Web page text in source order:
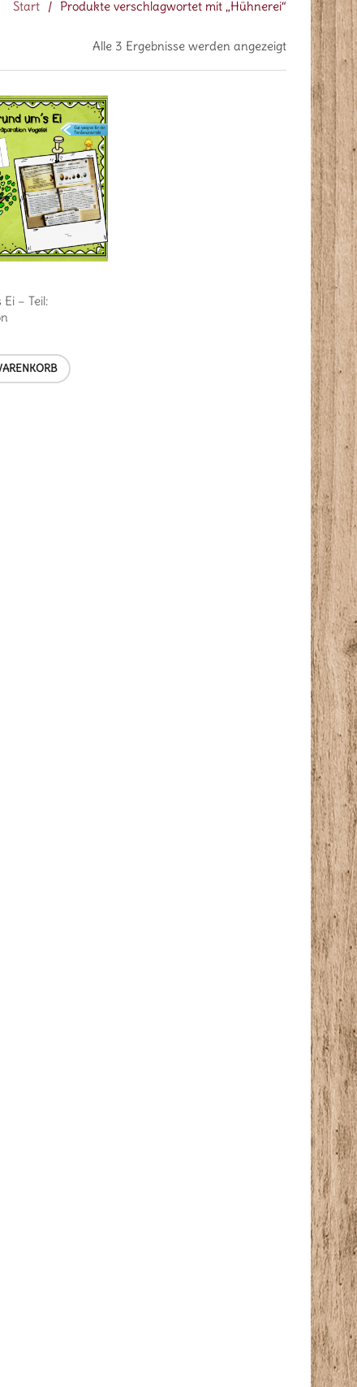
Start / Produkte verschlagwortet mit „Hühnerei“
Alle 3 Ergebnisse werden angezeigt
Ei – Teil: